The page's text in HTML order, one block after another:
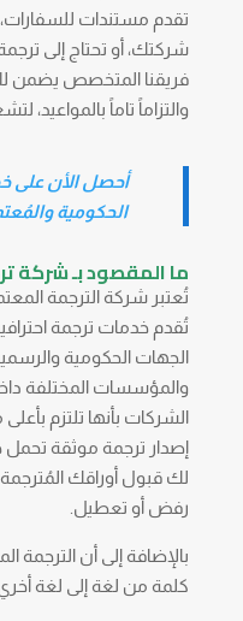
تقدم مستندات
شركتك، أو تحتاج إلى
فريقنا المتخصص يضمن
والتزاماً تاماً بالمواعيد،
الحكومية
ما المقصود بـشركة
تُعتبر شركة الترجمة
تُقدم خدمات ترجمة
الجهات الحكومية
والمؤسسات المختلفة
الشركات بأنها تلتزم
إصدار ترجمة موثقة
لك قبول أوراقك
رفض أو تعطيل.
بالإضافة إلى أن الترجمة
كلمة من لغة إلى لغة